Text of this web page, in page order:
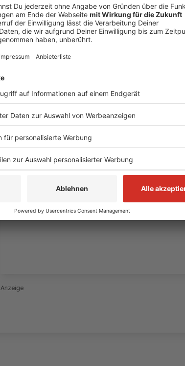
nachgebaut. So kann er bestimmte Abläufe immer
Herausforderungen heranführen. Fun Fact: Sein
schon einmal gewonnen.
1
Gut Neuhaus Frederic
Tillmann
Anzeige